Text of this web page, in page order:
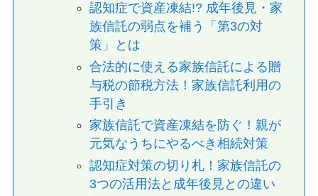
認知症で資産凍結!? 成年後見・家
族信託の弱点を補う「第3の対
策」とは
合法的に使える家族信託による贈
与税の節税方法！家族信託利用の
手引き
家族信託で資産凍結を防ぐ！親が
元気なうちにやるべき相続対策
認知症対策の切り札！家族信託の
3つの活用法と成年後見との違い